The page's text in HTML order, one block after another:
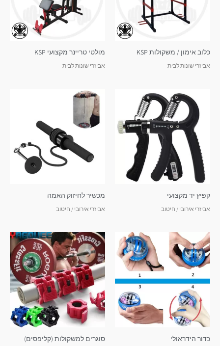
כלוב אימון / משקולות KSP
אביזרי שונות לבית
מולטי טריינר מקצועי KSP
אביזרי שונות לבית
קפיץ יד מקצועי
אביזרי אירובי / חיטוב
מכשיר לחיזוק האמה
אביזרי אירובי / חיטוב
כדור הידראולי סוגרים למשקולות (קליפסים)